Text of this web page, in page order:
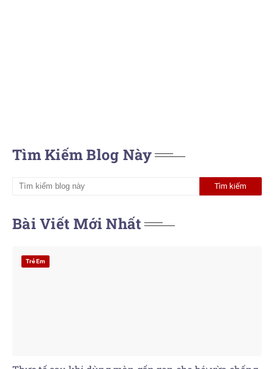
Tìm Kiếm Blog Này
Bài Viết Mới Nhất
Trẻ Em